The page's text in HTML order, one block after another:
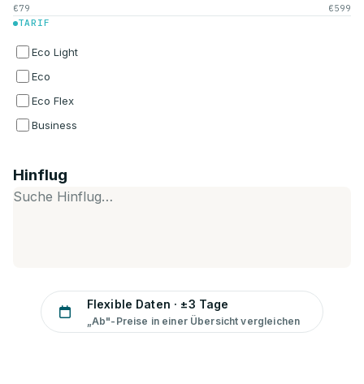
€79
€599
TARIF
Eco Light
Eco
Eco Flex
Business
Hinflug
Suche Hinflug…
Flexible Daten · ±3 Tage
„Ab"-Preise in einer Übersicht vergleichen